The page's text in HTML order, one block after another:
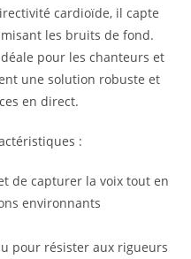
cardioïde, il capte
les bruits de fond.
pour les chanteurs et
une solution robuste et
en direct.
:
de capturer la voix tout en
environnants
pour résister aux rigueurs